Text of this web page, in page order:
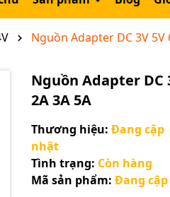
Nguồn Adapter DC 3V 5V
Nguồn Adapter DC
2A 3A 5A
Thương hiệu: Đang cập
nhật
Tình trạng: Còn hàng
Mã sản phẩm: Đang